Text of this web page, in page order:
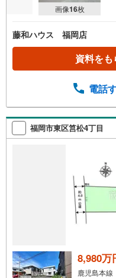
画像16枚
藤和ハウス 福岡店
資料をも
電話
福岡市東区筥松4丁目
8,980万
鹿児島本